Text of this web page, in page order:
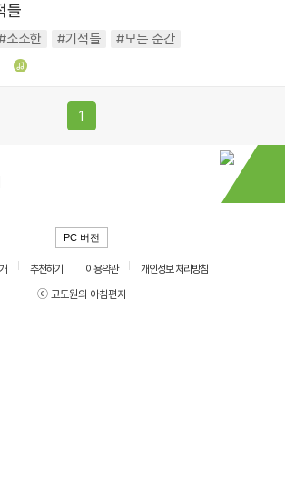
들
소소한 #기적들 #모든 순간
1
PC 버전
추천하기 이용약관
개인정보 처리방침
ⓒ 고도원의 아침편지